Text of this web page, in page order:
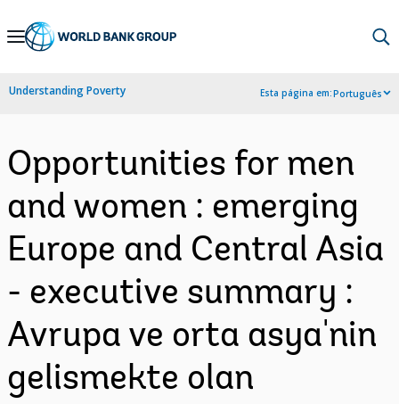
Skip
Navigation
Understanding Poverty Esta página em:Português
Opportunities for men
and women : emerging
Europe and Central Asia
- executive summary :
Avrupa ve orta asya'nin
gelismekte olan